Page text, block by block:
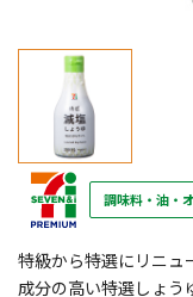
調味料・油・
特級から特選にリニュ
成分の高い特選しょう